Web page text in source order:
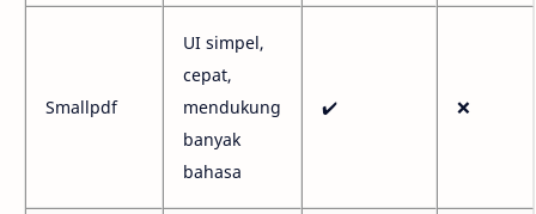
Smallpdf
UI simpel,
cepat,
mendukung
banyak
bahasa
✔️ ❌